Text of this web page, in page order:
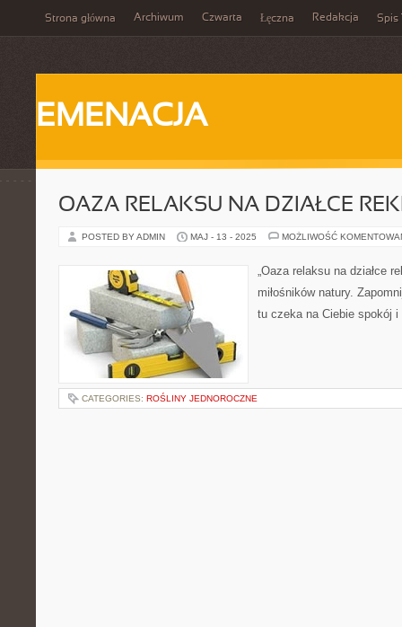
Strona główna Archiwum Czwarta Łęczna Redakcja Spis
EMENACJA
OAZA RELAKSU NA DZIAŁCE
POSTED BY ADMIN MAJ - 13 - 2025 MOŻLIWOŚĆ
„Oaza relaksu na działce
miłośników natury.
tu czeka na Ciebie spokój i
CATEGORIES: ROŚLINY JEDNOROCZNE